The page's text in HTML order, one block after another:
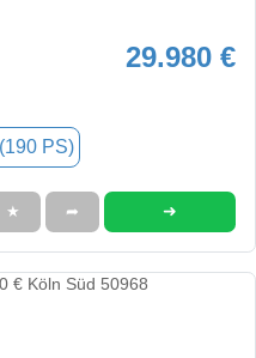
29.980 €
PS)
★ ➦ ➜